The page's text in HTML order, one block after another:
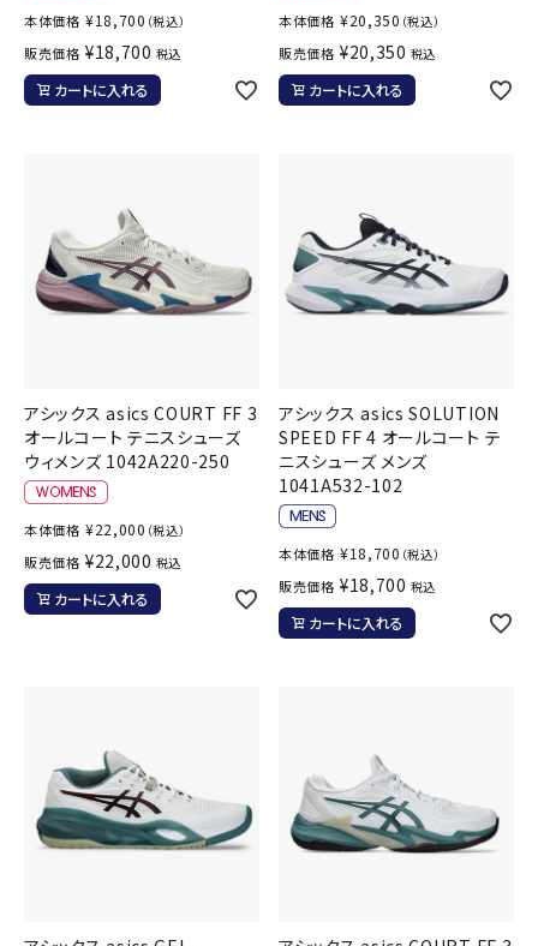
本体価格 ¥18,700 （税込）
販売価格 ¥18,700 税込
カートに入れる
本体価格 ¥20,350 （税込）
販売価格 ¥20,350 税込
カートに入れる
アシックス asics COURT FF 3
オールコート テニスシューズ
ウィメンズ 1042A220-250
本体価格 ¥22,000 （税込）
販売価格 ¥22,000 税込
カートに入れる
アシックス asics SOLUTION
SPEED FF 4 オールコート テ
ニスシューズ メンズ
1041A532-102
本体価格 ¥18,700 （税込）
販売価格 ¥18,700 税込
カートに入れる